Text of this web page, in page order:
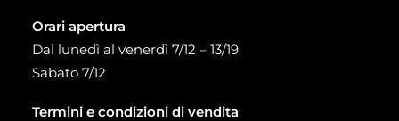
Orari apertura
Dal lunedì al venerdì 7/12 – 13/19
Sabato 7/12
Termini e condizioni di vendita